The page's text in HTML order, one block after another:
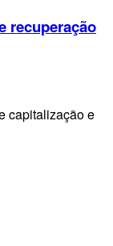
recuperação
capitalização e